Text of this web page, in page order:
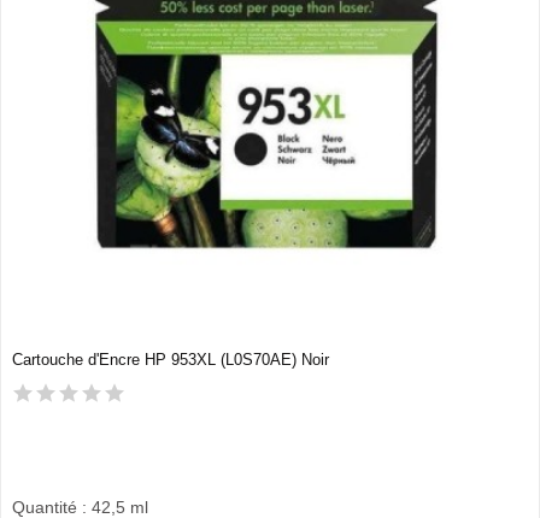
Cartouche d'Encre HP 953XL (L0S70AE) Noir
Quantité : 42,5 ml